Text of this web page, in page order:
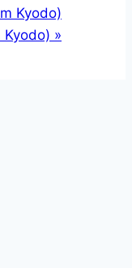
Kyodo)
Kyodo) »